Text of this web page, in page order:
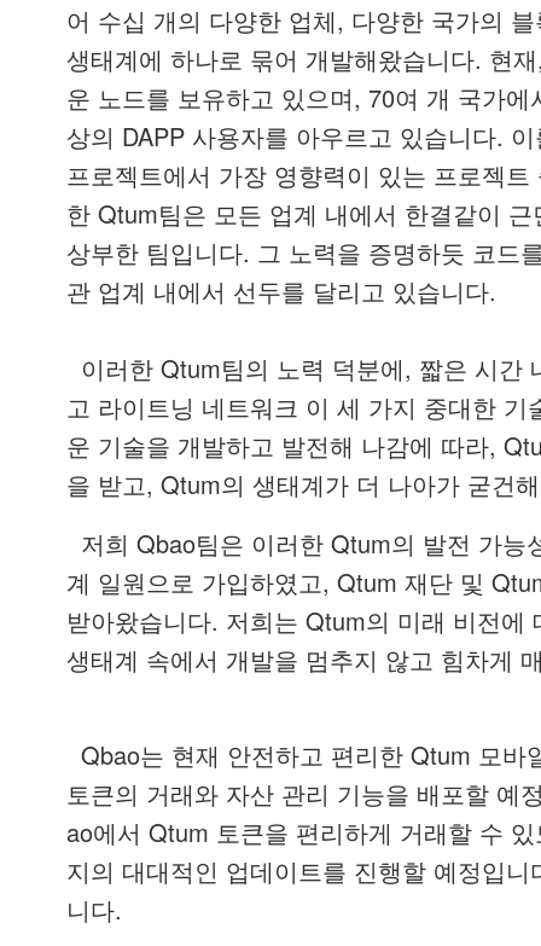
어 수십 개의 다양한 업체 , 다양한 국가의 블
생태계에 하나로 묶어 개발해왔습니다. 현재
운 노드를 보유하고 있으며 , 70여 개 국가에
상의 DAPP 사용자를 아우르고 있습니다. 이
프로젝트에서 가장 영향력이 있는 프로젝트
한 Qtum팀은 모든 업계 내에서 한결같이
근
상부한 팀입니다. 그 노력을 증명하듯 코드
관 업계 내에서 선두를 달리고 있습니다.
이러한 Qtum팀의 노력 덕분에 , 짧은 시간
고 라이트닝 네트워크 이 세 가지 중대한 기
운 기술을 개발하고 발전해 나감에 따라,
을 받고, Qtum의 생태계가 더 나아가 굳건
저희 Qbao팀은 이러한 Qtum의 발전 가능
계
일원으로 가입하였고, Qtum 재단 및
받아왔습니다. 저희는 Qtum의 미래 비전에
생태계
속에서 개발을 멈추지 않고 힘차게
Qbao는 현재 안전하고 편리한 Qtum 모바
토큰의 거래와 자산 관리 기능을 배포할 예
ao에서 Qtum 토큰을 편리하게 거래할 수 있
지의 대대적인 업데이트를 진행할 예정입니
니다.